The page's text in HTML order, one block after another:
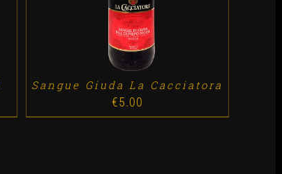
Sangue Giuda La Cacciatora
€5.00